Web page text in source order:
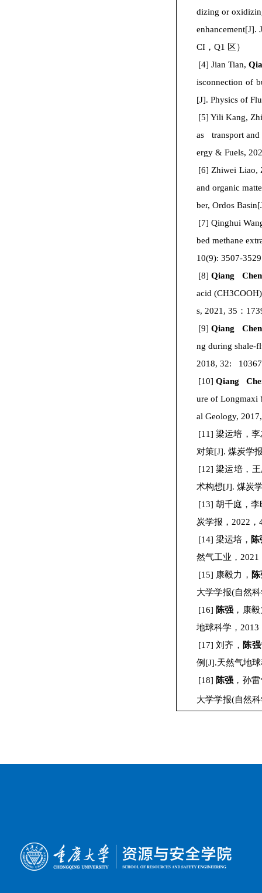
dizing or
enhancement[J].
CI， Q1
区）
[4] Jian Tian,
isconnection of
[J]. Physics of
[5] Yili Kang,
as transport
ergy & Fuels,
[6] Zhiwei Liao,
and organic
ber, Ordos
[7] Qinghui
bed methane
10(9): 3507-3529
[8] Qiang Chen
acid
s, 2021, 35 ：
[9] Qiang Chen
ng during shale-
2018, 32:
[10] Qiang
ure of Longmaxi
al Geology,
[11] 梁运培，
对策[J]. 煤炭学
[12]梁运培，
术构想[J]. 煤炭
[13] 胡千庭，李
炭学报， 2022 ，
[14] 梁运培， 陈
然气工业， 2021
[15] 康毅力，
大学学报(自然
[16] 陈强 ，康
地球科学， 2013
[17]刘齐， 陈强
例 [J].天然气地
[18] 陈强 ，孙雷
大学学报(自然